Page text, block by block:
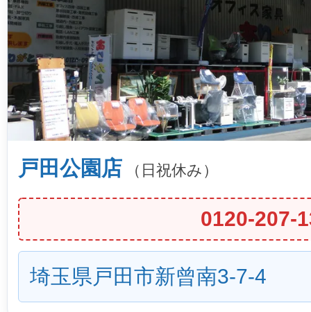
戸田公園店 （日祝休み）
0120-207-
埼玉県戸田市新曾南3-7-4